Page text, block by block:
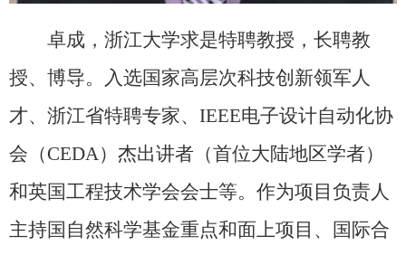
卓成，浙江大学求是特聘教授，长聘教
授、博导。入选国家高层次科技创新领军人
才、浙江省特聘专家、 IEEE电子设计自动化协
会（CEDA ）杰出讲者（首位大陆地区学者）
和英国工程技术学会会士等。作为项目负责人
主持国自然科学基金重点和面上项目、国际合